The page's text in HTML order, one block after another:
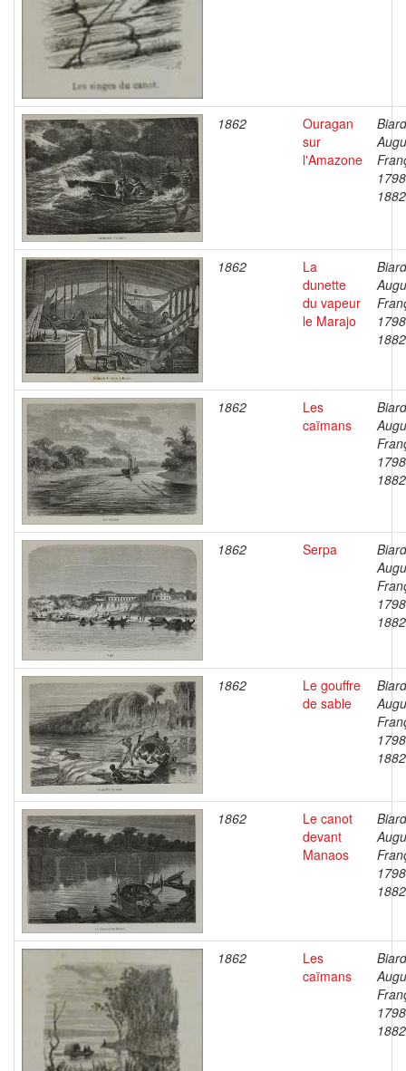
1862
Ouragan
sur
l'Amazone
1882
1862
La
dunette
du vapeur
le Marajo
1882
1862
Les
caïmans
1882
1862 Serpa
1882
1862
Le gouffre
de sable
1882
1862
Le canot
devant
Manaos
1882
1862
Les
caïmans
1882